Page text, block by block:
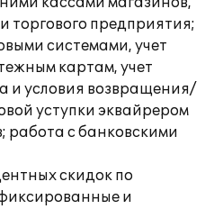
торгового предприятия;
системами, учет
картам, учет
и условия возвращения/
уступки эквайрером
работа с банковскими
скидок по
и